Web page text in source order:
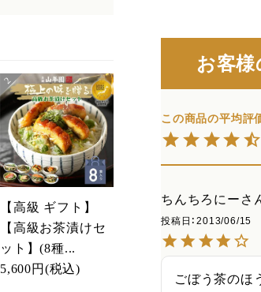
【高級 ギフト】
【高級お茶漬けセ
ット】(8種...
5,600円 (税込)
お客様
ちんちろにー
投稿日
2013/06/15
ごぼう茶のほ